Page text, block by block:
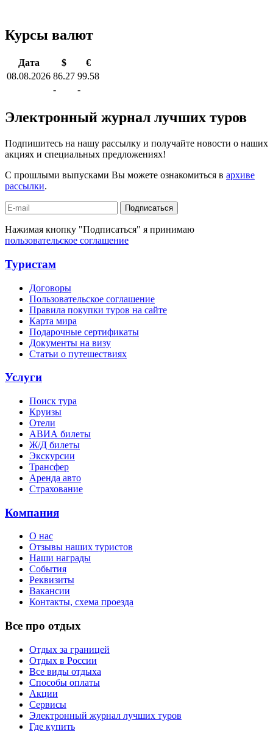
Курсы валют
Дата $
€
08.08.2026 86.27 99.58
-
-
Электронный журнал лучших туров
Подпишитесь на нашу рассылку и получайте новости о наших
акциях и специальных предложениях!
С прошлыми выпусками Вы можете ознакомиться в архиве
рассылки.
Подписаться
Нажимая кнопку "Подписаться" я принимаю
пользовательское соглашение
Туристам
Договоры
Пользовательское соглашение
Правила покупки туров на сайте
Карта мира
Подарочные сертификаты
Документы на визу
Статьи о путешествиях
Услуги
Поиск тура
Круизы
Отели
АВИА билеты
Ж/Д билеты
Экскурсии
Трансфер
Аренда авто
Страхование
Компания
О нас
Отзывы наших туристов
Наши награды
События
Реквизиты
Вакансии
Контакты, схема проезда
Все про отдых
Отдых за границей
Отдых в России
Все виды отдыха
Способы оплаты
Акции
Сервисы
Электронный журнал лучших туров
Где купить